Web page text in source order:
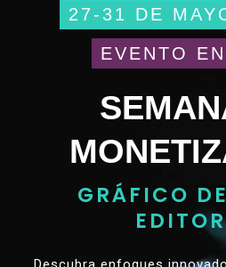
27-31 DE
EVENTO
GRÁFICO